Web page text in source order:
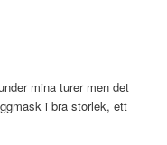
mina turer men det
i bra storlek, ett